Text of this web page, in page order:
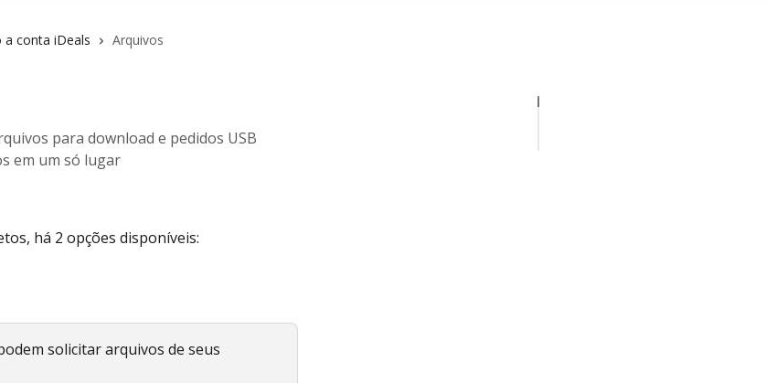
a conta iDeals Arquivos
para download e pedidos USB
em um só lugar
há 2 opções disponíveis:
solicitar arquivos de seus